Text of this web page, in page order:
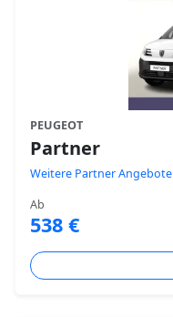
PEUGEOT
Partner
Weitere Partner Angebote
Ab
538 €